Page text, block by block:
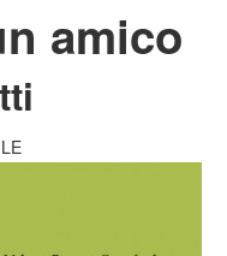
amico